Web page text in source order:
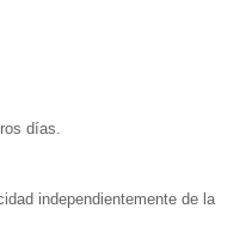
días.
independientemente de la